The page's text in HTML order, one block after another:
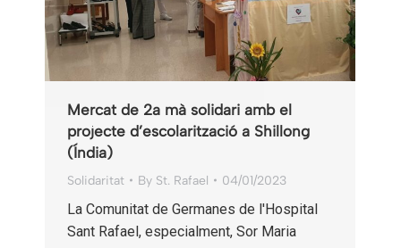
Mercat de 2a mà solidari amb el
projecte d’escolarització a Shillong
(Índia)
Solidaritat By St. Rafael 04/01/2023
La Comunitat de Germanes de l'Hospital
Sant Rafael, especialment, Sor Maria